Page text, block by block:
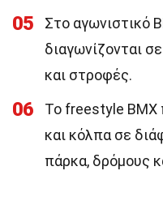
05
Στο αγωνιστικό
διαγωνίζονται
και στροφές.
06
Το freestyle BMX
και κόλπα σε
πάρκα, δρόμους